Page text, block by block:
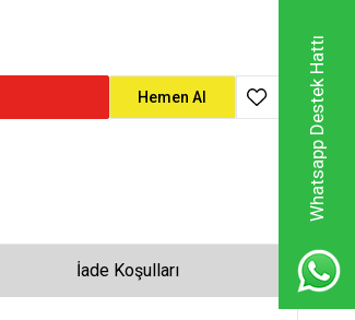
Whatsapp Destek Hattı
Hemen Al Favoriye Ekle
İade Koşulları